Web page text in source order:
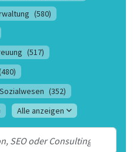
(580)
(517)
(352)
Alle anzeigen